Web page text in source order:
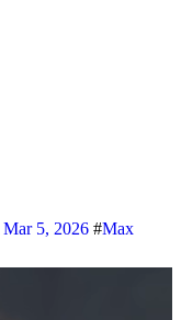
Mar 5, 2026 #Max